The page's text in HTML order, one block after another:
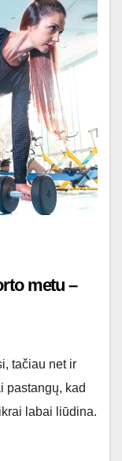
metu –
tačiau net ir
pastangų, kad
labai liūdina.